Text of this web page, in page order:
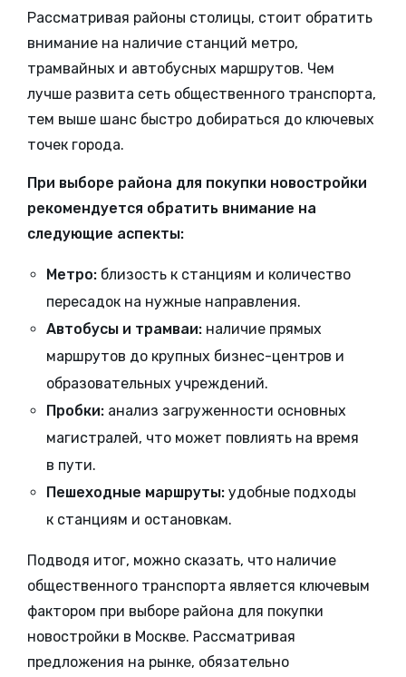
Рассматривая районы столицы, стоит обратить
внимание на наличие станций метро,
трамвайных и автобусных маршрутов. Чем
лучше развита сеть общественного транспорта,
тем выше шанс быстро добираться до ключевых
точек города.
При выборе района для покупки новостройки
рекомендуется обратить внимание на
следующие аспекты:
Метро: близость к станциям и количество
пересадок на нужные направления.
Автобусы и трамваи: наличие прямых
маршрутов до крупных бизнес-центров и
образовательных учреждений.
Пробки: анализ загруженности основных
магистралей, что может повлиять на время
в пути.
Пешеходные маршруты: удобные подходы
к станциям и остановкам.
Подводя итог, можно сказать, что наличие
общественного транспорта является ключевым
фактором при выборе района для покупки
новостройки в Москве. Рассматривая
предложения на рынке, обязательно